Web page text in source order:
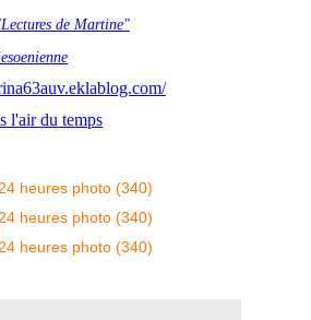
de Martine"
l'air du temps